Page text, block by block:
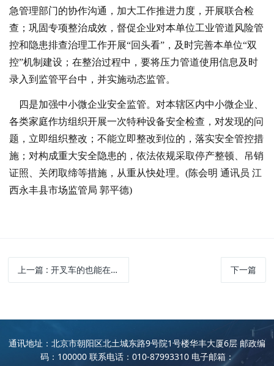
急管理部门的协作沟通，加大工作推进力度，开展联合检
查；巩固专项整治成效，督促企业对本单位工业管道风险管
控和隐患排查治理工作开展“回头看”，及时完善本单位“双
控”机制建设；在整治过程中，要将压力管道使用信息及时
录入到监管平台中，并实施动态监管。
四是加强中小微企业安全监管。对本辖区内中小微企业、
各类家庭作坊组织开展一次特种设备安全检查，对发现的问
题，立即组织整改；不能立即整改到位的，落实安全管控措
施；对构成重大安全隐患的，依法依规采取停产整顿、吊销
证照、关闭取缔等措施，从重从快处理。(陈会明 通讯员 江
西永丰县市场监管局 郭平德)
上一篇 : 开叉车的也能在家办公坐电脑前就能操作叉车搬运货物 下一篇
通讯地址：北京市朝阳区北土城东路9号院1号楼华丰大厦6层 邮政编
码：100000 联系电话：010-87993310 电子邮箱：